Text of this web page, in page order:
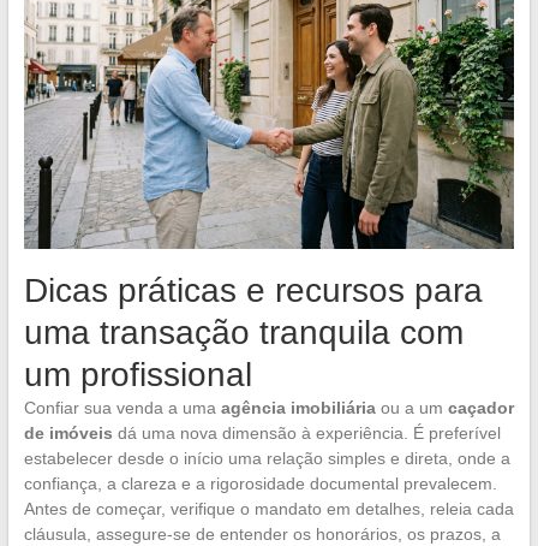
Dicas práticas e recursos para
uma transação tranquila com
um profissional
Confiar sua venda a uma agência imobiliáriaou a um caçador
de imóveis dá uma nova dimensão à experiência. É preferível
estabelecer desde o início uma relação simples e direta, onde a
confiança, a clareza e a rigorosidade documental prevalecem.
Antes de começar, verifique o mandato em detalhes, releia cada
cláusula, assegure-se de entender os honorários, os prazos, a